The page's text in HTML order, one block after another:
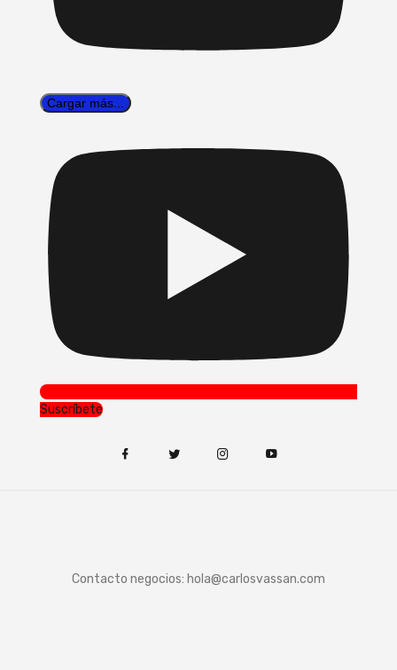
Cargar más...
Suscríbete
Contacto negocios: hola@carlosvassan.com